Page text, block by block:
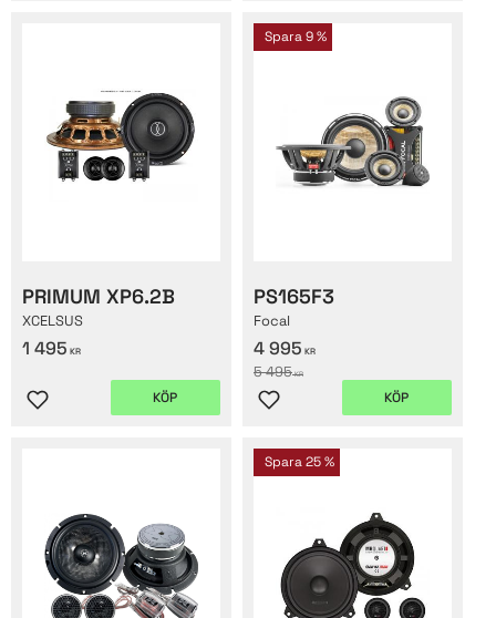
PRIMUM XP6.2B
XCELSUS
1 495 KR
Lägg till i favoriter
KÖP
PS165F3
Focal
4 995 KR
5 495KR
Spara9 %
Lägg till i favoriter
KÖP
Spara25 %